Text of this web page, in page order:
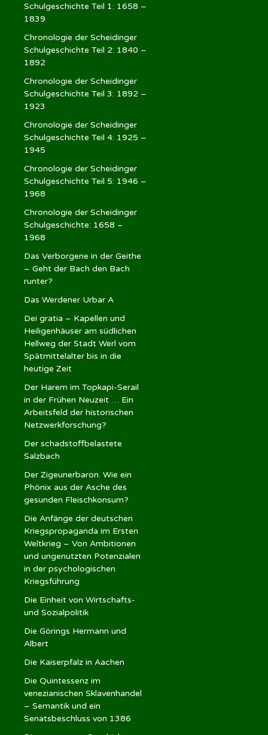
Schulgeschichte Teil 1: 1658 –
1839
Chronologie der Scheidinger
Schulgeschichte Teil 2: 1840 –
1892
Chronologie der Scheidinger
Schulgeschichte Teil 3: 1892 –
1923
Chronologie der Scheidinger
Schulgeschichte Teil 4: 1925 –
1945
Chronologie der Scheidinger
Schulgeschichte Teil 5: 1946 –
1968
Chronologie der Scheidinger
Schulgeschichte: 1658 –
1968
Das Verborgene in der Geithe
– Geht der Bach den Bach
runter?
Das Werdener Urbar A
Dei gratia – Kapellen und
Heiligenhäuser am südlichen
Hellweg der Stadt Werl vom
Spätmittelalter bis in die
heutige Zeit
Der Harem im Topkapi-Serail
in der Frühen Neuzeit … Ein
Arbeitsfeld der historischen
Netzwerkforschung?
Der schadstoffbelastete
Salzbach
Der Zigeunerbaron. Wie ein
Phönix aus der Asche des
gesunden Fleischkonsum?
Die Anfänge der deutschen
Kriegspropaganda im Ersten
Weltkrieg – Von Ambitionen
und ungenutzten Potenzialen
in der psychologischen
Kriegsführung
Die Einheit von Wirtschafts-
und Sozialpolitik
Die Görings Hermann und
Albert
Die Kaiserpfalz in Aachen
Die Quintessenz im
venezianischen Sklavenhandel
– Semantik und ein
Senatsbeschluss von 1386